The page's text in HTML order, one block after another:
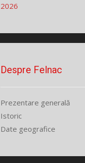
2026
Despre Felnac
Prezentare generală
Istoric
Date geografice